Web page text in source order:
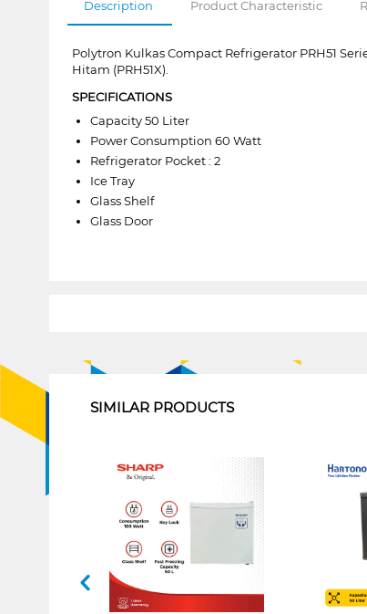
Description Product Characteristic
Polytron Kulkas Compact Refrigerator PRH51
Hitam (PRH51X).
SPECIFICATIONS
Capacity 50 Liter
Power Consumption 60 Watt
Refrigerator Pocket : 2
Ice Tray
Glass Shelf
Glass Door
SIMILAR PRODUCTS